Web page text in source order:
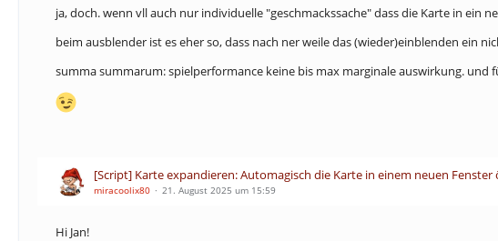
ja, doch. wenn vll auch nur individuelle "geschmackssache" dass die Karte in ein
beim ausblender ist es eher so, dass nach ner weile das (wieder)einblenden ein
summa summarum: spielperformance keine bis max marginale auswirkung. und
[Script] Karte expandieren: Automagisch die Karte in einem neuen Fenster
miracoolix80 21. August 2025 um 15:59
Hi Jan!